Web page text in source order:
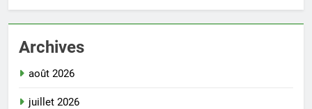
Archives
août 2026
juillet 2026